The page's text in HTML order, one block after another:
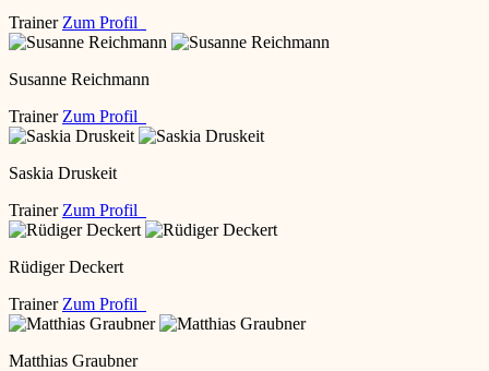
Trainer Zum Profil
Susanne Reichmann
Trainer Zum Profil
Saskia Druskeit
Trainer Zum Profil
Rüdiger Deckert
Trainer Zum Profil
Matthias Graubner